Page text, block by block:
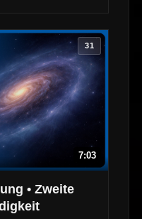
31
7:03
• Zweite